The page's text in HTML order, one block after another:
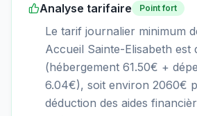
Analyse tarifaire Point fort
Le tarif journalier minimum
Accueil Sainte-Elisabeth est
(hébergement 61.50€ +
6.04€), soit environ 2060€
déduction des aides